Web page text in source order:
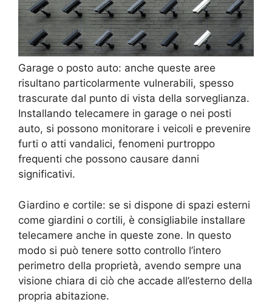
Garage o posto auto: anche queste aree
risultano particolarmente vulnerabili, spesso
trascurate dal punto di vista della sorveglianza.
Installando telecamere in garage o nei posti
auto, si possono monitorare i veicoli e prevenire
furti o atti vandalici, fenomeni purtroppo
frequenti che possono causare danni
significativi.
Giardino e cortile: se si dispone di spazi esterni
come giardini o cortili, è consigliabile installare
telecamere anche in queste zone. In questo
modo si può tenere sotto controllo l’intero
perimetro della proprietà, avendo sempre una
visione chiara di ciò che accade all’esterno della
propria abitazione.